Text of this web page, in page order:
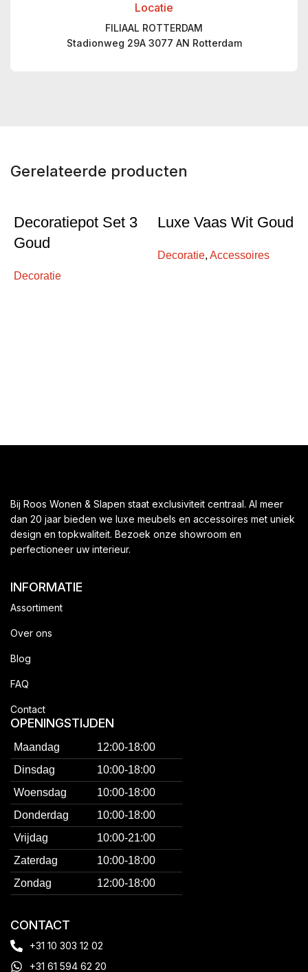
Locatie
FILIAAL ROTTERDAM
Stadionweg 29A 3077 AN Rotterdam
Gerelateerde producten
Decoratiepot Set 3
Goud
Decoratie
Luxe Vaas Wit Goud
Decoratie, Accessoires
Bij Roos Wonen & Slapen staat exclusiviteit centraal. Al meer
dan 20 jaar bieden we luxe meubels en accessoires met uniek
design en topkwaliteit. Bezoek onze showroom en
perfectioneer uw interieur.
INFORMATIE
Assortiment
Over ons
Blog
FAQ
Contact
OPENINGSTIJDEN
Maandag
12:00-18:00
Dinsdag
10:00-18:00
Woensdag
10:00-18:00
Donderdag
10:00-18:00
Vrijdag
10:00-21:00
Zaterdag
10:00-18:00
Zondag
12:00-18:00
CONTACT
+31 10 303 12 02
+31 61 594 62 20